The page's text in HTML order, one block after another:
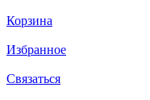
Корзина
Избранное
Связаться